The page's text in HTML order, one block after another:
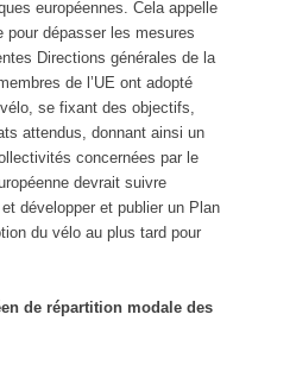
européennes. Cela appelle
pour dépasser les mesures
Directions générales de la
de l’UE ont adopté
se fixant des objectifs,
attendus, donnant ainsi un
concernées par le
devrait suivre
développer et publier un Plan
du vélo au plus tard pour
de répartition modale des